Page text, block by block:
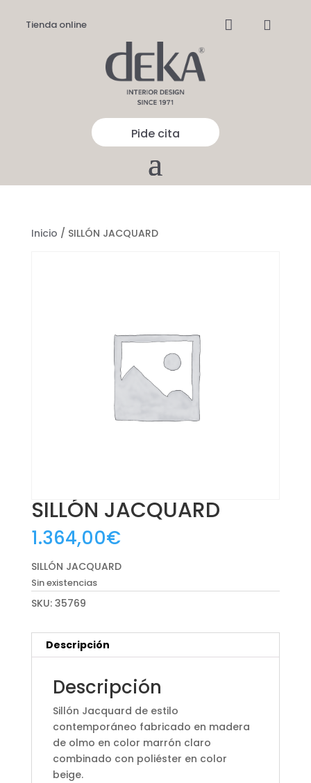
Tienda online  
Pide cita
Inicio / SILLÓN JACQUARD
SILLÓN JACQUARD
1.364,00€
SILLÓN JACQUARD
Sin existencias
SKU: 35769
Descripción
Descripción
Sillón Jacquard de estilo
contemporáneo fabricado en madera
de olmo en color marrón claro
combinado con poliéster en color
beige.